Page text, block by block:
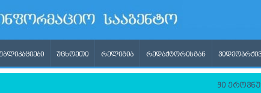
ᲣᲪᲮᲝᲔᲗᲘ ᲠᲔᲚᲘᲒᲘᲐ ᲠᲔᲓᲐᲥᲢᲝᲠᲘᲡᲒᲐᲜ
უმაღლეს საგანმანათლებლო დაწესებულებებში